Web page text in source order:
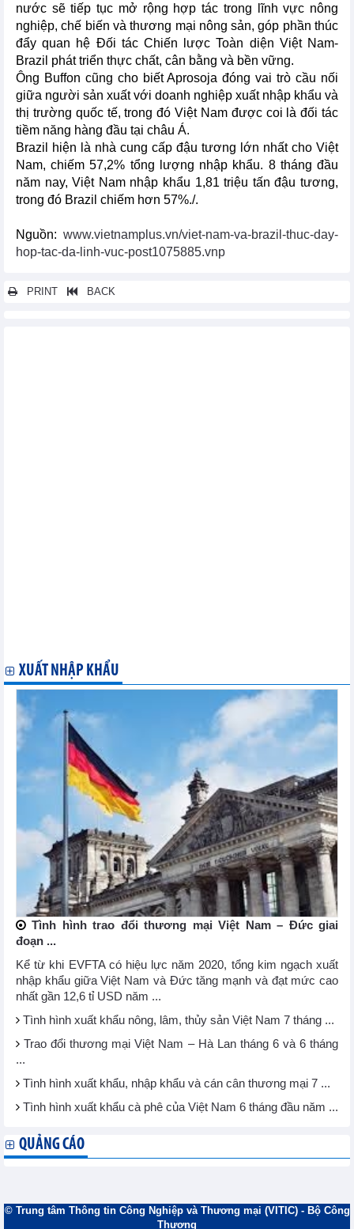
nước sẽ tiếp tục mở rộng hợp tác trong lĩnh vực nông
nghiệp, chế biến và thương mại nông sản, góp phần thúc
đẩy quan hệ Đối tác Chiến lược Toàn diện Việt Nam-
Brazil phát triển thực chất, cân bằng và bền vững.
Ông Buffon cũng cho biết Aprosoja đóng vai trò cầu nối
giữa người sản xuất với doanh nghiệp xuất nhập khẩu và
thị trường quốc tế, trong đó Việt Nam được coi là đối tác
tiềm năng hàng đầu tại châu Á.
Brazil hiện là nhà cung cấp đậu tương lớn nhất cho Việt
Nam, chiếm 57,2% tổng lượng nhập khẩu. 8 tháng đầu
năm nay, Việt Nam nhập khẩu 1,81 triệu tấn đậu tương,
trong đó Brazil chiếm hơn 57%./.
Nguồn: www.vietnamplus.vn/viet-nam-va-brazil-thuc-day-
hop-tac-da-linh-vuc-post1075885.vnp
PRINT BACK
XUẤT NHẬP KHẨU
Tình hình trao đổi thương mại Việt Nam – Đức giai
đoạn ...
Kể từ khi EVFTA có hiệu lực năm 2020, tổng kim ngạch xuất
nhập khẩu giữa Việt Nam và Đức tăng mạnh và đạt mức cao
nhất gần 12,6 tỉ USD năm ...
Tình hình xuất khẩu nông, lâm, thủy sản Việt Nam 7 tháng ...
Trao đổi thương mại Việt Nam – Hà Lan tháng 6 và 6 tháng
...
Tình hình xuất khẩu, nhập khẩu và cán cân thương mại 7 ...
Tình hình xuất khẩu cà phê của Việt Nam 6 tháng đầu năm ...
QUẢNG CÁO
© Trung tâm Thông tin Công Nghiệp và Thương mại (VITIC) - Bộ Công
Thương